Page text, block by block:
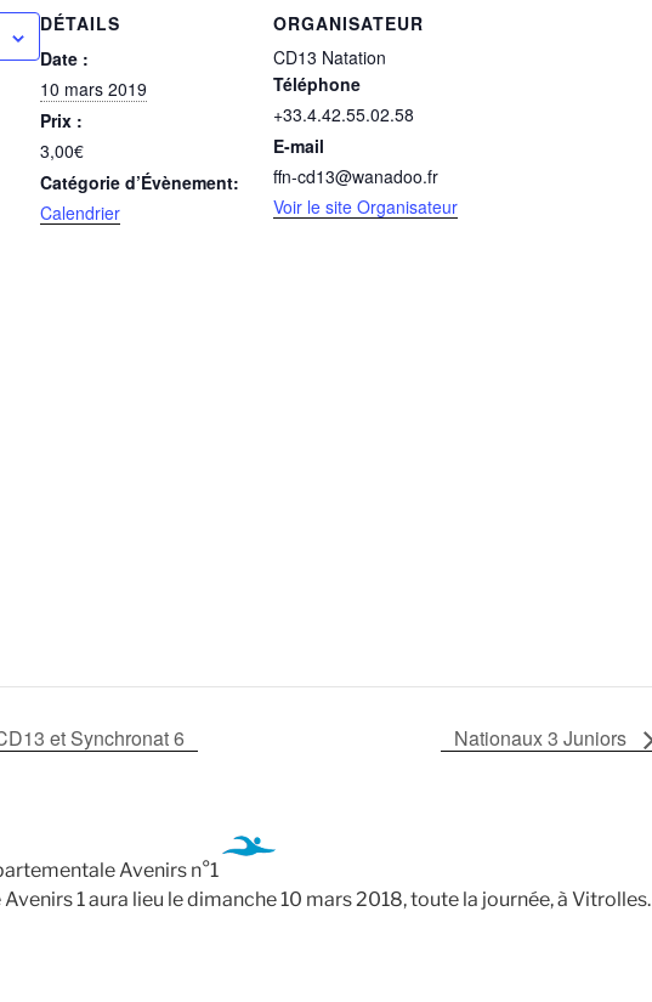
DÉTAILS
Date :
10 mars 2019
Prix :
3,00€
Catégorie d’Évènement:
Calendrier
ORGANISATEUR
CD13 Natation
Téléphone
+33.4.42.55.02.58
E-mail
ffn-cd13@wanadoo.fr
Voir le site Organisateur
et Synchronat 6 Nationaux 3 Juniors
Avenirs n°1
1 aura lieu le dimanche 10 mars 2018, toute la journée, à Vitrolles.